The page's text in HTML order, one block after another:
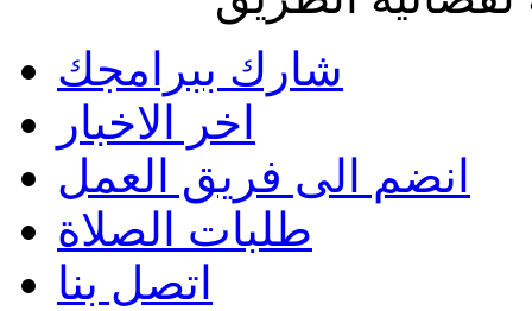
شارك ببرامجك
اخر الاخبار
انضم الى فريق العمل
طلبات الصلاة
اتصل بنا